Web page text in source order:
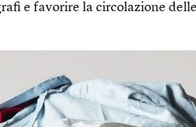
e favorire la circolazione